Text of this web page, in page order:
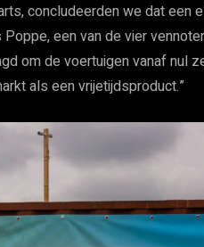
concludeerden we dat een
een van de vier
om de voertuigen vanaf nul
als een vrijetijdsproduct.”